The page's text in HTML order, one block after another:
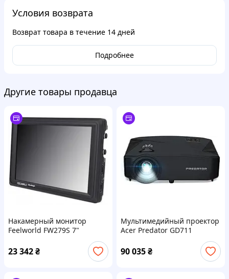
Условия возврата
Возврат товара в течение 14 дней
Подробнее
Другие товары продавца
Накамерный монитор
Feelworld FW279S 7"
23 342₴
Мультимедийный проектор
Acer Predator GD711
90 035₴